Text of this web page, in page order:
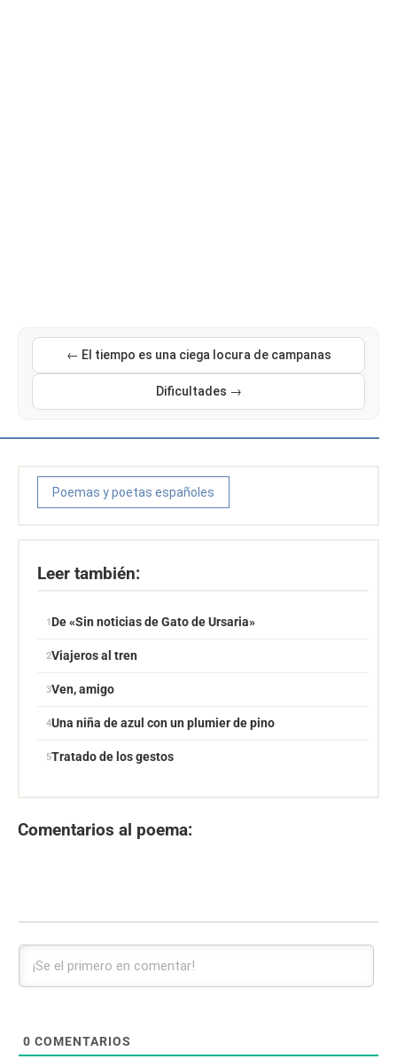
← El tiempo es una ciega locura de campanas
Dificultades →
Poemas y poetas españoles
Leer también:
De «Sin noticias de Gato de Ursaria»
Viajeros al tren
Ven, amigo
Una niña de azul con un plumier de pino
Tratado de los gestos
Comentarios al poema:
0 COMENTARIOS